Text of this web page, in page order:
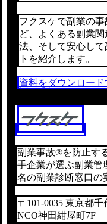
フクスケで副業の
ど、よくある副業
法、そして安心し
トを紹介します。
資料をダウンロード
副業事故®を防止す
手企業が選ぶ副業管
名の副業診断窓口の
〒101-0035 東京都
NCO神田紺屋町7F